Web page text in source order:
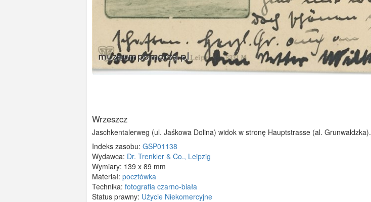
Wrzeszcz
Jaschkentalerweg (ul. Jaśkowa Dolina) widok w stronę Hauptstrasse (al. Grunwaldzka).
Indeks zasobu: GSP01138
Wydawca: Dr. Trenkler & Co., Leipzig
Wymiary: 139 x 89 mm
Materiał: pocztówka
Technika: fotografia czarno-biała
Status prawny: Użycie Niekomercyjne